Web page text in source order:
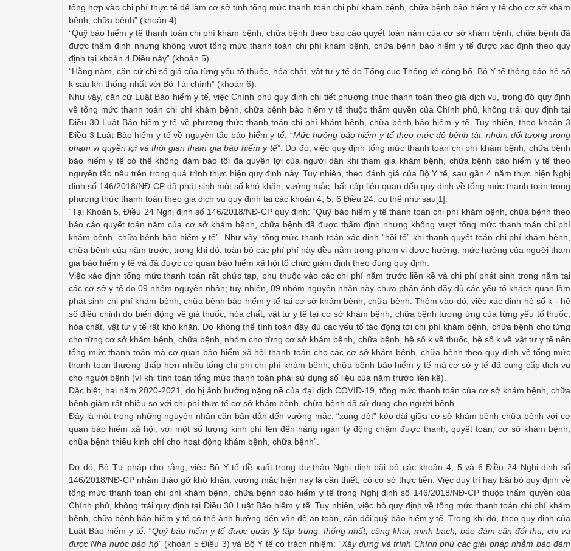
tổng hợp vào chi phí thực tế để làm cơ sở tính tổng mức thanh toán chi phí khám bệnh, chữa bệnh bảo hiểm y tế cho cơ sở khám
bệnh, chữa bệnh” (khoản 4).
“Quỹ bảo hiểm y tế thanh toán chi phí khám bệnh, chữa bệnh theo báo cáo quyết toán năm của cơ sở khám bệnh, chữa bệnh đã
được thẩm định nhưng không vượt tổng mức thanh toán chi phí khám bệnh, chữa bệnh bảo hiểm y tế được xác định theo quy
định tại khoản 4 Điều này” (khoản 5).
“Hằng năm, căn cứ chỉ số giá của từng yếu tố thuốc, hóa chất, vật tư y tế do Tổng cục Thống kê công bố, Bộ Y tế thông báo hệ số
k sau khi thống nhất với Bộ Tài chính” (khoản 6).
Như vậy, căn cứ Luật Bảo hiểm y tế, việc Chính phủ quy định chi tiết phương thức thanh toán theo giá dịch vụ, trong đó quy định
về tổng mức thanh toán chi phí khám bệnh, chữa bệnh bảo hiểm y tế thuộc thẩm quyền của Chính phủ, không trái quy định tại
Điều 30 Luật Bảo hiểm y tế về phương thức thanh toán chi phí khám bệnh, chữa bệnh bảo hiểm y tế. Tuy nhiên, theo khoản 3
Điều 3 Luật Bảo hiểm y tế về nguyên tắc bảo hiểm y tế, “Mức hưởng bảo hiểm y tế theo mức độ bệnh tật, nhóm đối tượng trong
phạm vi quyền lợi và thời gian tham gia bảo hiểm y tế”. Do đó, việc quy định tổng mức thanh toán chi phí khám bệnh, chữa bệnh
bảo hiểm y tế có thể không đảm bảo tối đa quyền lợi của người dân khi tham gia khám bệnh, chữa bệnh bảo hiểm y tế theo
nguyên tắc nêu trên trong quá trình thực hiện quy định này. Tuy nhiên, theo đánh giá của Bộ Y tế, sau gần 4 năm thực hiện Nghị
định số 146/2018/NĐ-CP đã phát sinh một số khó khăn, vướng mắc, bất cập liên quan đến quy định về tổng mức thanh toán trong
phương thức thanh toán theo giá dịch vụ quy định tại các khoản 4, 5, 6 Điều 24, cụ thể như sau [1] :
“Tại Khoản 5, Điều 24 Nghị định số 146/2018/NĐ-CP quy định: “Quỹ bảo hiểm y tế thanh toán chi phí khám bệnh, chữa bệnh theo
báo cáo quyết toán năm của cơ sở khám bệnh, chữa bệnh đã được thẩm định nhưng không vượt tổng mức thanh toán chi phí
khám bệnh, chữa bệnh bảo hiểm y tế”. Như vậy, tổng mức thanh toán xác định “hồi tố” khi thanh quyết toán chi phí khám bệnh,
chữa bệnh của năm trước, trong khi đó, toàn bộ các phí phí này đều nằm trong phạm vi được hưởng, mức hưởng của người tham
gia bảo hiểm y tế và đã được cơ quan bảo hiểm xã hội tổ chức giám định theo đúng quy định.
Việc xác định tổng mức thanh toán rất phức tạp, phụ thuộc vào các chi phí năm trước liền kề và chi phí phát sinh trong năm tại
các cơ sở y tế do 09 nhóm nguyên nhân; tuy nhiên, 09 nhóm nguyên nhân này chưa phản ánh đầy đủ các yếu tố khách quan làm
phát sinh chi phí khám bệnh, chữa bệnh bảo hiểm y tế tại cơ sở khám bệnh, chữa bệnh. Thêm vào đó, việc xác định hệ số k - hệ
số điều chỉnh do biến động về giá thuốc, hóa chất, vật tư y tế tại cơ sở khám bệnh, chữa bệnh tương ứng của từng yếu tố thuốc,
hóa chất, vật tư y tế rất khó khăn. Do không thể tính toán đầy đủ các yếu tố tác động tới chi phí khám bệnh, chữa bệnh cho từng
cho từng cơ sở khám bệnh, chữa bệnh, nhóm cho từng cơ sở khám bệnh, chữa bệnh, hệ số k về thuốc, hệ số k về vật tư y tế nên
tổng mức thanh toán mà cơ quan bảo hiểm xã hội thanh toán cho các cơ sở khám bệnh, chữa bệnh theo quy định về tổng mức
thanh toán thường thấp hơn nhiều tổng chi phí chi phí khám bệnh, chữa bệnh bảo hiểm y tế mà cơ sở y tế đã cung cấp dịch vụ
cho người bệnh (vì khi tính toán tổng mức thanh toán phải sử dụng số liệu của năm trước liền kề).
Đặc biệt, hai năm 2020-2021, do bị ảnh hưởng nặng nề của đại dịch COVID-19, tổng mức thanh toán của cơ sở khám bệnh, chữa
bệnh giảm rất nhiều so với chi phí thực tế cơ sở khám bệnh, chữa bệnh đã sử dụng cho người bệnh.
Đây là một trong những nguyên nhân căn bản dẫn đến vướng mắc, “xung đột” kéo dài giữa cơ sở khám bệnh chữa bệnh với cơ
quan bảo hiểm xã hội, với một số lượng kinh phí lên đến hàng ngàn tỷ động chậm được thanh, quyết toán, cơ sở khám bệnh,
chữa bệnh thiếu kinh phí cho hoạt động khám bệnh, chữa bệnh”.
Do đó, Bộ Tư pháp cho rằng, việc Bộ Y tế đề xuất trong dự thảo Nghị định bãi bỏ các khoản 4, 5 và 6 Điều 24 Nghị định số
146/2018/NĐ-CP nhằm tháo gỡ khó khăn, vướng mắc hiện nay là cần thiết, có cơ sở thực tiễn. Việc duy trì hay bãi bỏ quy định về
tổng mức thanh toán chi phí khám bệnh, chữa bệnh bảo hiểm y tế trong Nghị định số 146/2018/NĐ-CP thuộc thẩm quyền của
Chính phủ, không trái quy định tại Điều 30 Luật Bảo hiểm y tế. Tuy nhiên, việc bỏ quy định về tổng mức thanh toán chi phí khám
bệnh, chữa bệnh bảo hiểm y tế có thể ảnh hưởng đến vấn đề an toàn, cân đối quỹ bảo hiểm y tế. Trong khi đó, theo quy định của
Luật Bảo hiểm y tế, “Quỹ bảo hiểm y tế được quản lý tập trung, thống nhất, công khai, minh bạch, bảo đảm cân đối thu, chi và
được Nhà nước bảo hộ” (khoản 5 Điều 3) và Bộ Y tế có trách nhiệm: “Xây dựng và trình Chính phủ các giải pháp nhằm bảo đảm